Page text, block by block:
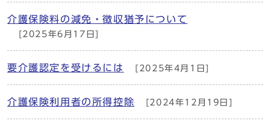
介護保険料の減免・徴収猶予について
[2025年6月17日]
要介護認定を受けるには [2025年4月1日]
介護保険利用者の所得控除 [2024年12月19日]